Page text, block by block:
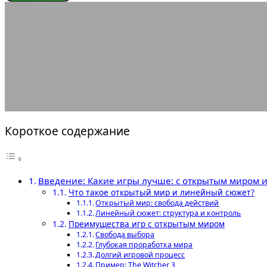
Короткое содержание
Введение: Какие игры лучше: с открытым миром
Что такое открытый мир и линейный сюжет?
Открытый мир: свобода действий
Линейный сюжет: структура и контроль
Преимущества игр с открытым миром
Свобода выбора
Глубокая проработка мира
Долгий игровой процесс